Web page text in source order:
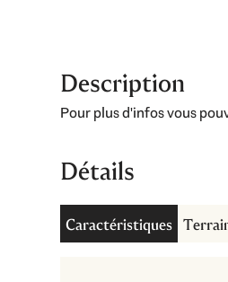
Description
Pour plus d'infos vous
Détails
Caractéristiques